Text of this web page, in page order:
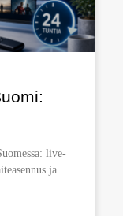
live-
ja